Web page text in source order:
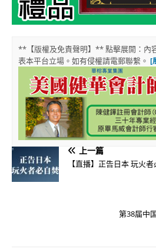
**【版權及免責聲明】** 點擊展開：內
表本平台立場。如有侵權請電郵聯繫。
上一篇
【直播】正告日本 玩火
第38届中